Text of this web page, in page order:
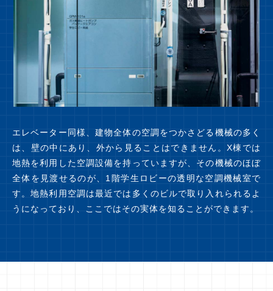
エレベーター同様、建物全体の空調をつかさどる機械の多く
は、壁の中にあり、外から見ることはできません。X棟では
地熱を利用した空調設備を持っていますが、その機械のほぼ
全体を見渡せるのが、1階学生ロビーの透明な空調機械室で
す。地熱利用空調は最近では多くのビルで取り入れられるよ
うになっており、ここではその実体を知ることができます。